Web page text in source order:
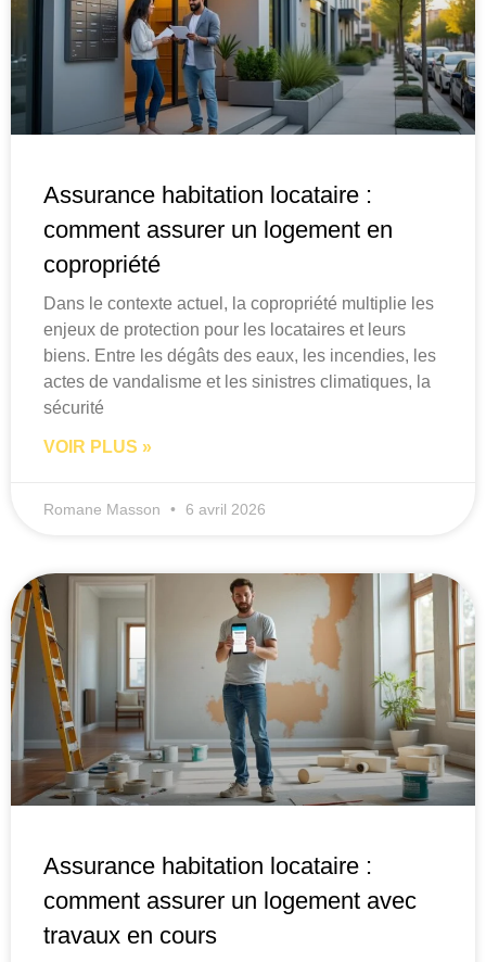
Assurance habitation locataire :
comment assurer un logement en
copropriété
Dans le contexte actuel, la copropriété multiplie les
enjeux de protection pour les locataires et leurs
biens. Entre les dégâts des eaux, les incendies, les
actes de vandalisme et les sinistres climatiques, la
sécurité
VOIR PLUS »
Romane Masson 6 avril 2026
Assurance habitation locataire :
comment assurer un logement avec
travaux en cours